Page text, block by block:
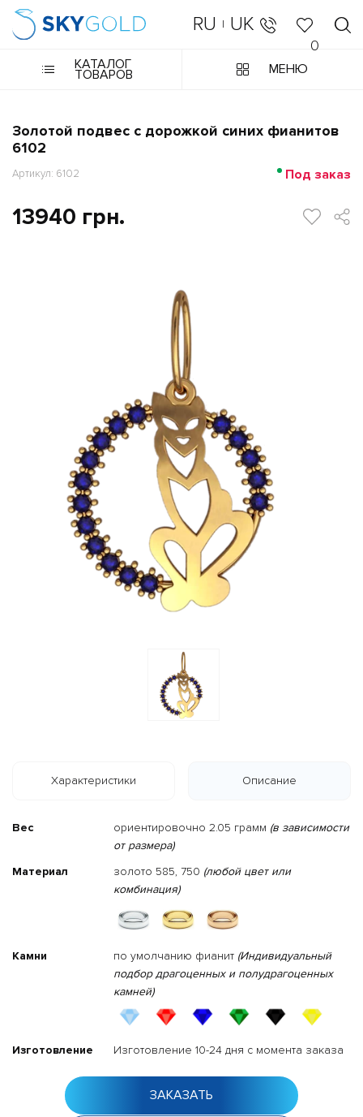
RU | UK
0
КАТАЛОГ
ТОВАРОВ МЕНЮ
Золотой подвес с дорожкой синих фианитов
6102
Артикул: 6102 Под заказ
13940 грн.
Характеристики Описание
Вес ориентировочно 2.05 грамм (в зависимости
от размера)
Материал
золото 585, 750 (любой цвет или
комбинация)
Камни по умолчанию фианит (Индивидуальный
подбор драгоценных и полудрагоценных
камней)
Изготовление Изготовление 10-24 дня с момента заказа
ЗАКАЗАТЬ